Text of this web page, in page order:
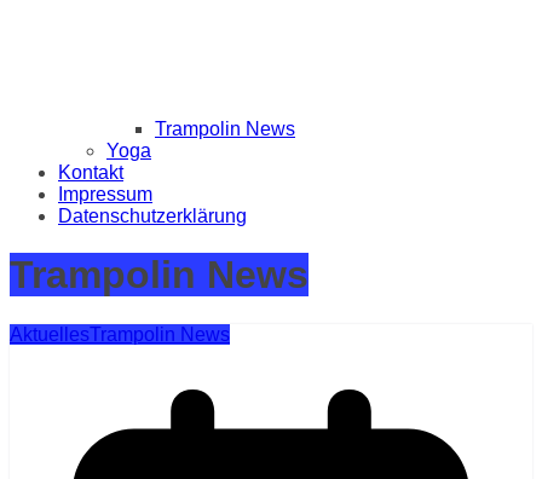
Trampolin News
Yoga
Kontakt
Impressum
Datenschutzerklärung
Trampolin News
AktuellesTrampolin News